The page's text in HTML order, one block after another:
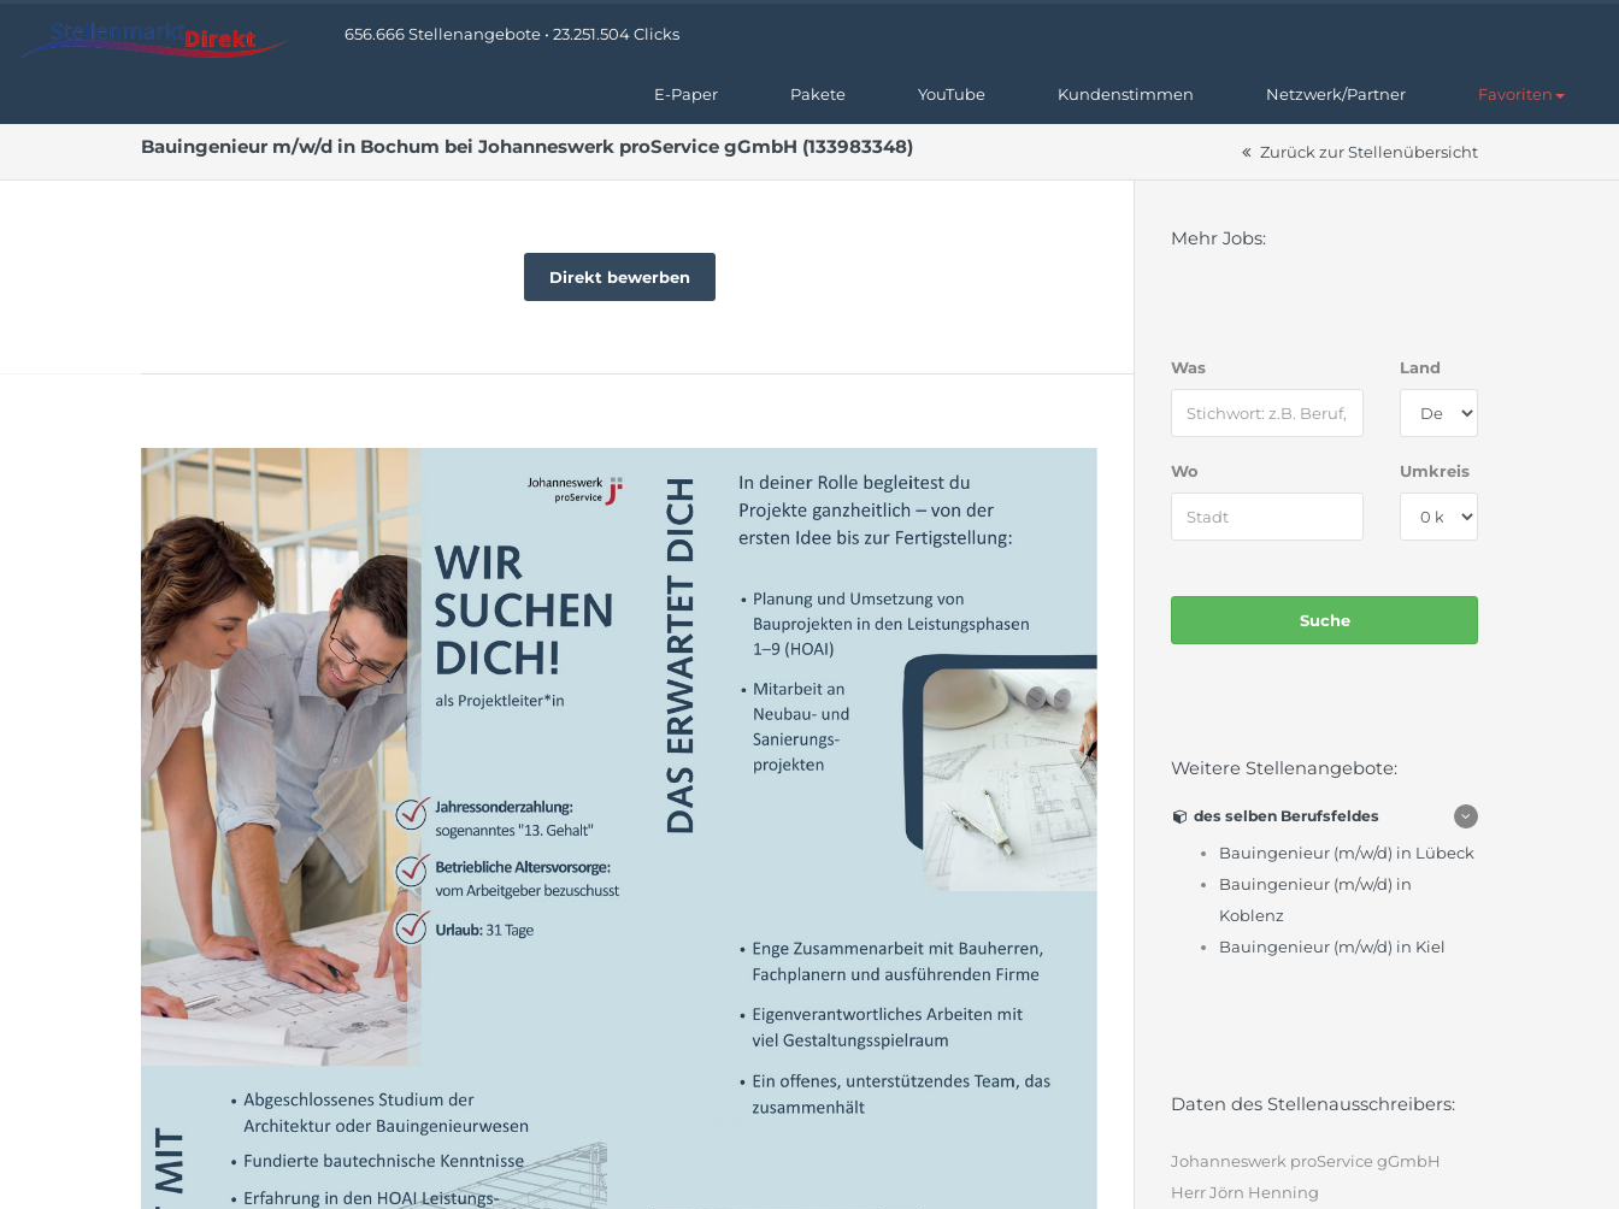
656.666 Stellenangebote • 23.251.504 Clicks
E-Paper Pakete YouTube Kundenstimmen Netzwerk/Partner Favoriten
Bauingenieur m/w/d in Bochum bei Johanneswerk proService gGmbH (133983348) Zurück zur Stellenübersicht
Direkt bewerben
Mehr Jobs:
Was Land
Wo Umkreis
Weitere Stellenangebote:
des selben Berufsfeldes
Bauingenieur (m/w/d) in Lübeck
Bauingenieur (m/w/d) in
Koblenz
Bauingenieur (m/w/d) in Kiel
Daten des Stellenausschreibers:
Johanneswerk proService gGmbH
Herr Jörn Henning